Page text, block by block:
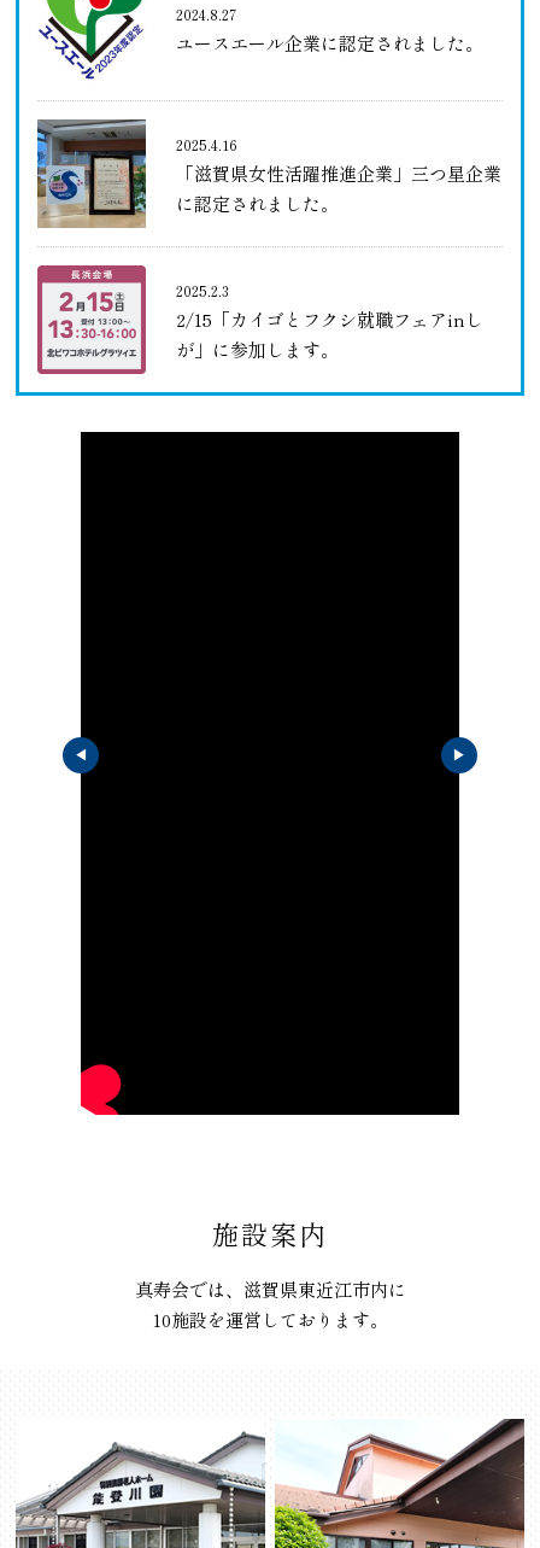
2024.8.27
ユースエール企業に認定されました。
2025.4.16
「滋賀県女性活躍推進企業」三つ星企業
に認定されました。
2025.2.3
2/15「カイゴとフクシ就職フェアinし
が」に参加します。
施設案内
真寿会では、滋賀県東近江市内に
10施設を運営しております。